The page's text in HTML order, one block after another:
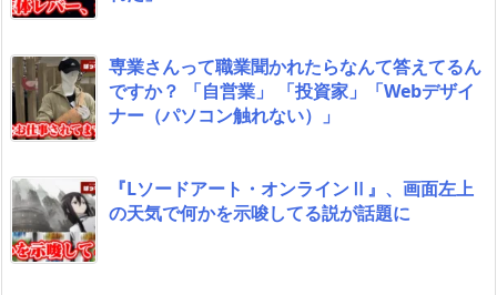
専業さんって職業聞かれたらなんて答えてるん
ですか？ 「自営業」 「投資家」「Webデザイ
ナー（パソコン触れない）」
『Lソードアート・オンラインⅡ』、画面左上
の天気で何かを示唆してる説が話題に